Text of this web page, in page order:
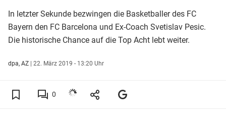
In letzter Sekunde bezwingen die Basketballer des FC
Bayern den FC Barcelona und Ex-Coach Svetislav Pesic.
Die historische Chance auf die Top Acht lebt weiter.
dpa, AZ | 22. März 2019 - 13:20 Uhr
0